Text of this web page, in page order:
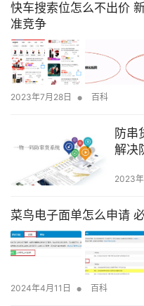
快车搜索位怎么不出价
准竞争
2023年7月28日 • 百科
防串
解决
2023
菜鸟电子面单怎么申请
2024年4月11日 • 百科